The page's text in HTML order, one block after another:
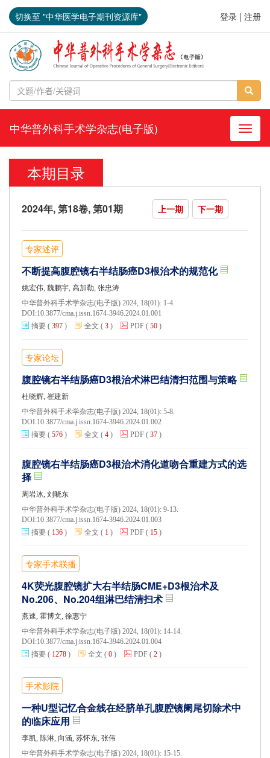
切换至 "中华医学电子期刊资源库" 登录 | 注册
导航
中华普外科手术学杂志(电子版)
本期目录
2024年, 第18卷, 第01期 上一期 下一期
专家述评
不断提高腹腔镜右半结肠癌D3根治术的规范化
姚宏伟, 魏鹏宇, 高加勒, 张忠涛
中华普外科手术学杂志(电子版) 2024, 18(01): 1-4.
DOI:10.3877/cma.j.issn.1674-3946.2024.01.001
摘要 ( 397 ) 全文 ( 3 ) PDF ( 50 )
专家论坛
腹腔镜右半结肠癌D3根治术淋巴结清扫范围与策略
杜晓辉, 崔建新
中华普外科手术学杂志(电子版) 2024, 18(01): 5-8.
DOI:10.3877/cma.j.issn.1674-3946.2024.01.002
摘要 ( 576 ) 全文 ( 4 ) PDF ( 37 )
腹腔镜右半结肠癌D3根治术消化道吻合重建方式的选
择
周岩冰, 刘晓东
中华普外科手术学杂志(电子版) 2024, 18(01): 9-13.
DOI:10.3877/cma.j.issn.1674-3946.2024.01.003
摘要 ( 136 ) 全文 ( 1 ) PDF ( 15 )
专家手术联播
4K荧光腹腔镜扩大右半结肠CME+D3根治术及
No.206、No.204组淋巴结清扫术
燕速, 霍博文, 徐惠宁
中华普外科手术学杂志(电子版) 2024, 18(01): 14-14.
DOI:10.3877/cma.j.issn.1674-3946.2024.01.004
摘要 ( 1278 ) 全文 ( 0 ) PDF ( 2 )
手术影院
一种U型记忆合金线在经脐单孔腹腔镜阑尾切除术中
的临床应用
李凯, 陈淋, 向涵, 苏怀东, 张伟
中华普外科手术学杂志(电子版) 2024, 18(01): 15-15.